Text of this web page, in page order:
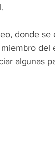
donde se
algunas